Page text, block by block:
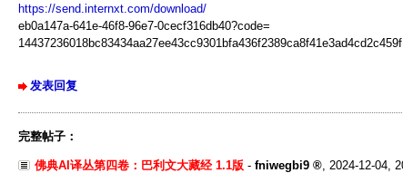
https://send.internxt.com/download/
eb0a147a-641e-46f8-96e7-0cecf316db40?code=
发表回复
完整帖子：
佛典AI译丛第四卷：巴利文大藏经 1.1版 - fniwegbi9
2024-12-04,